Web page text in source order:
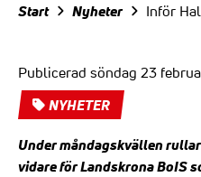
Start Nyheter Inför
Publicerad söndag 23
NYHETER
Under måndagskvällen
vidare för Landskrona BoIS